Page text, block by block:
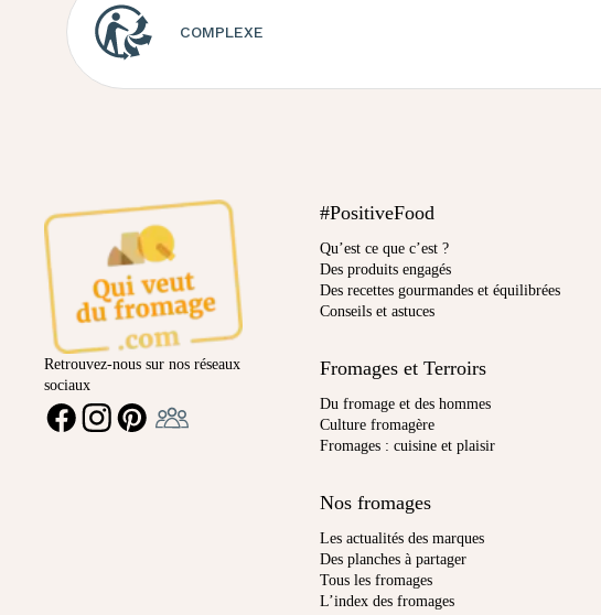
COMPLEXE
Retrouvez-nous sur nos réseaux
sociaux
FACEBOOKINSTAGRAMPINTEREST
#PositiveFood
Qu’est ce que c’est ?
Des produits engagés
Des recettes gourmandes et équilibrées
Conseils et astuces
Fromages et Terroirs
Du fromage et des hommes
Culture fromagère
Fromages : cuisine et plaisir
Nos fromages
Les actualités des marques
Des planches à partager
Tous les fromages
L’index des fromages